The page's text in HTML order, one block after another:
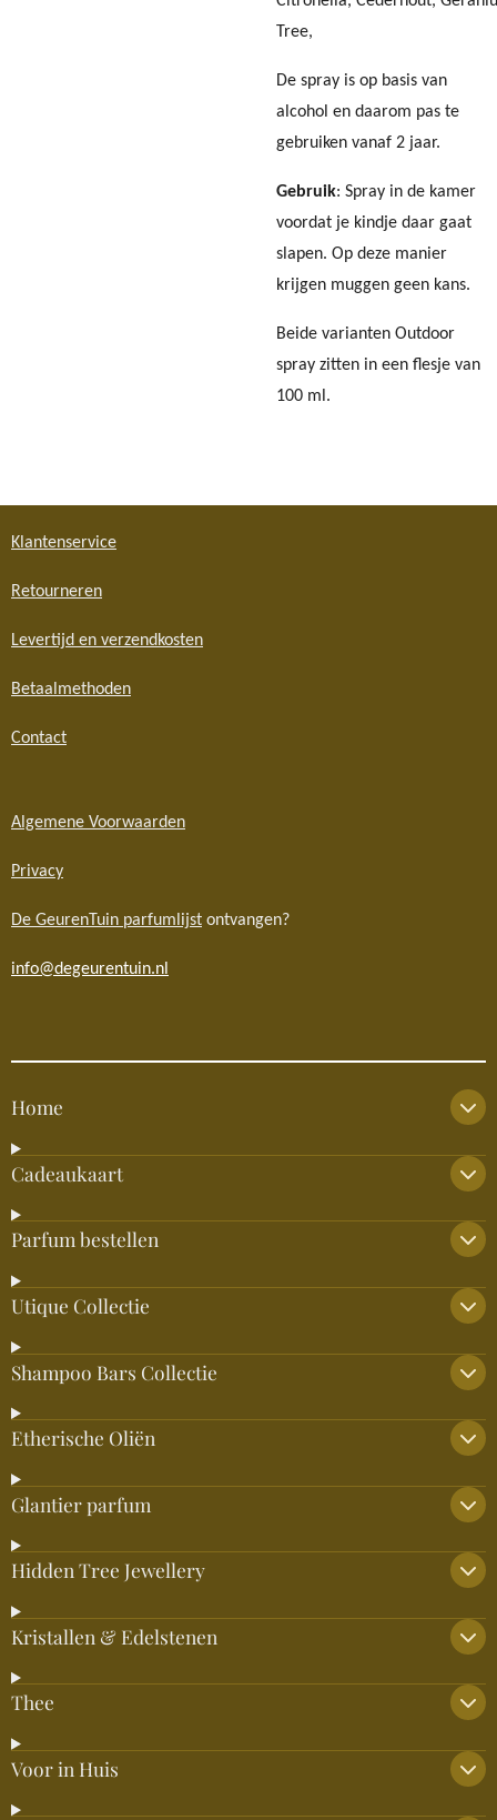
Tree,
De spray is op basis van
alcohol en daarom pas te
gebruiken vanaf 2 jaar.
Gebruik: Spray in de kamer
voordat je kindje daar gaat
slapen. Op deze manier
krijgen muggen geen kans.
Beide varianten Outdoor
spray zitten in een flesje van
100 ml.
Klantenservice
Retourneren
Levertijd en verzendkosten
Betaalmethoden
Contact
Algemene Voorwaarden
Privacy
De GeurenTuin parfumlijst ontvangen?
info@degeurentuin.nl
Home
Cadeaukaart
Parfum bestellen
Utique Collectie
Shampoo Bars Collectie
Etherische Oliën
Glantier parfum
Hidden Tree Jewellery
Kristallen & Edelstenen
Thee
Voor in Huis